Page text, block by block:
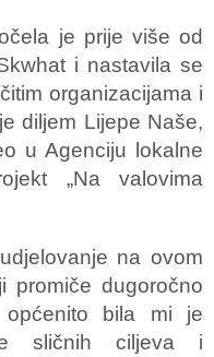
je prije više od
i nastavila se
organizacijama i
diljem Lijepe Naše,
u Agenciju lokalne
„Na valovima
na ovom
promiče dugoročno
općenito bila mi je
sličnih ciljeva i